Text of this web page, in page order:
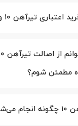
1405)، قیمت تیرآهن 10
بیشتر آشنا می‌شوید.
تیرآهن ۱۰ وجود دارد؟
چگونه می‌توانم
مطمئن شوم؟